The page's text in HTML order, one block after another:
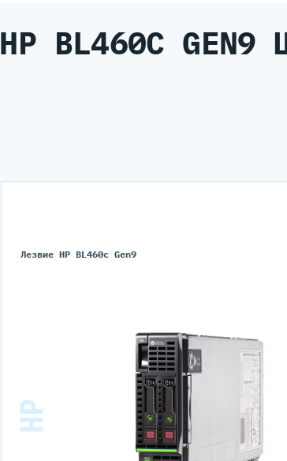
HP BL460C GEN9
Лезвие HP BL460c Gen9